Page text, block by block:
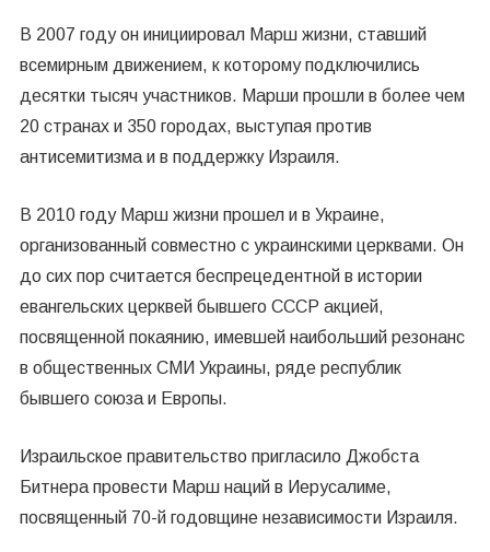
В 2007 году он инициировал Марш жизни, ставший
всемирным движением, к которому подключились
десятки тысяч участников. Марши прошли в более чем
20 странах и 350 городах, выступая против
антисемитизма и в поддержку Израиля.
В 2010 году Марш жизни прошел и в Украине,
организованный совместно с украинскими церквами. Он
до сих пор считается беспрецедентной в истории
евангельских церквей бывшего СССР акцией,
посвященной покаянию, имевшей наибольший резонанс
в общественных СМИ Украины, ряде республик
бывшего союза и Европы.
Израильское правительство пригласило Джобста
Битнера провести Марш наций в Иерусалиме,
посвященный 70-й годовщине независимости Израиля.